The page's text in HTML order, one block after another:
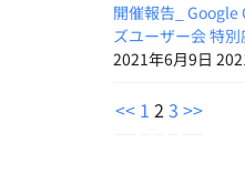
開催報告_ Google
ズユーザー会 特
2021年6月9日
<< 1 2 3 >>